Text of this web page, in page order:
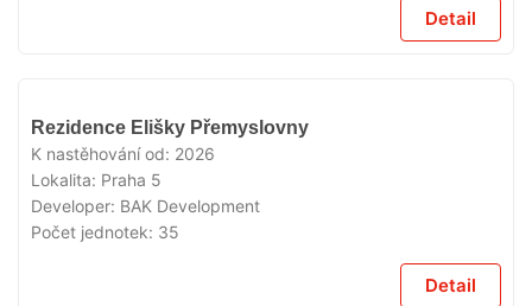
Detail
Rezidence Elišky Přemyslovny
K nastěhování od: 2026
Lokalita: Praha 5
Developer: BAK Development
Počet jednotek: 35
Detail